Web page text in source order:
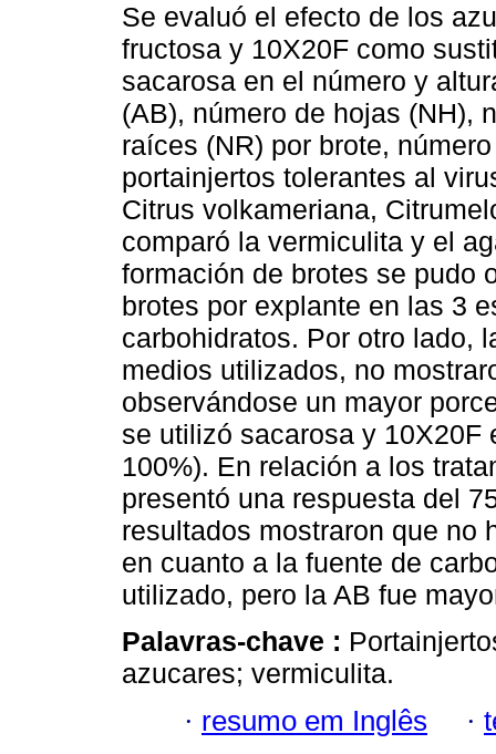
Se evaluó el efecto de los
fructosa y 10X20F como
sacarosa en el número y
(AB), número de hojas (NH),
raíces (NR) por brote,
portainjertos tolerantes al
Citrus volkameriana,
comparó la vermiculita y el
formación de brotes se pudo
brotes por explante en las 3
carbohidratos. Por otro lado,
medios utilizados, no
observándose un mayor
se utilizó sacarosa y 10X20F
100%). En relación a los
presentó una respuesta del
resultados mostraron que no
en cuanto a la fuente de
utilizado, pero la AB fue
Palavras-chave :
azucares; vermiculita.
· resumo em Inglês ·